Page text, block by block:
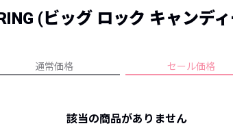
なコーデ TOP20
記事ランキング
よくある質問
プライバシーポリシ
(ビッグ ロック キャンデ
通常価格 セール価格
該当の商品がありません